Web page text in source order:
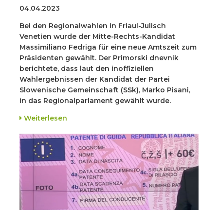
04.04.2023
Bei den Regionalwahlen in Friaul-Julisch
Venetien wurde der Mitte-Rechts-Kandidat
Massimiliano Fedriga für eine neue Amtszeit zum
Präsidenten gewählt. Der Primorski dnevnik
berichtete, dass laut den inoffiziellen
Wahlergebnissen der Kandidat der Partei
Slowenische Gemeinschaft (SSk), Marko Pisani,
in das Regionalparlament gewählt wurde.
Weiterlesen